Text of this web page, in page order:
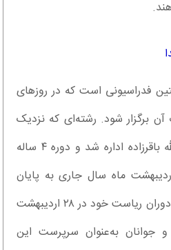
فدراسیونی است که در روزهای
برگزار شود. رشته‌ای که نزدیک
به ۹ سال با ریاست فضل‌الله باقرزاده اداره شد و دوره ۴ ساله
ریاست او نیز در ۲۵ اردیبهشت ماه سال جاری به پایان
رسید. باقرزاده پس از پایان دوران ریاست خود در ۲۸ اردیبهشت
جوانان به‌عنوان سرپرست این